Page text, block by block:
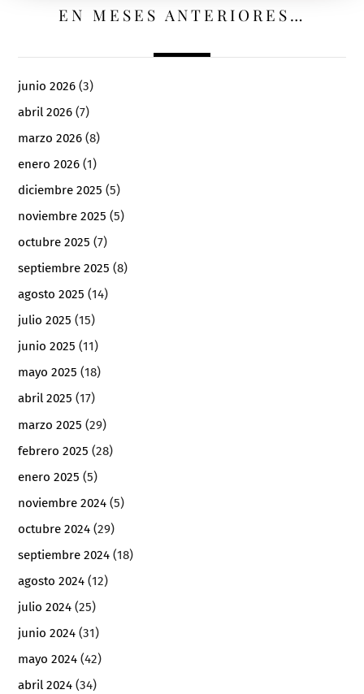
EN MESES ANTERIORES…
junio 2026 (3)
abril 2026 (7)
marzo 2026 (8)
enero 2026 (1)
diciembre 2025 (5)
noviembre 2025 (5)
octubre 2025 (7)
septiembre 2025 (8)
agosto 2025 (14)
julio 2025 (15)
junio 2025 (11)
mayo 2025 (18)
abril 2025 (17)
marzo 2025 (29)
febrero 2025 (28)
enero 2025 (5)
noviembre 2024 (5)
octubre 2024 (29)
septiembre 2024 (18)
agosto 2024 (12)
julio 2024 (25)
junio 2024 (31)
mayo 2024 (42)
abril 2024 (34)